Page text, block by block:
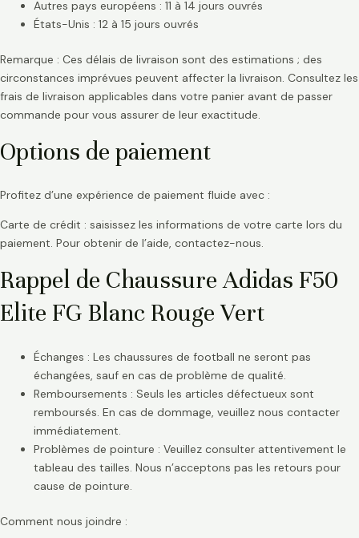
Autres pays européens : 11 à 14 jours ouvrés
États-Unis : 12 à 15 jours ouvrés
Remarque : Ces délais de livraison sont des estimations ; des
circonstances imprévues peuvent affecter la livraison. Consultez les
frais de livraison applicables dans votre panier avant de passer
commande pour vous assurer de leur exactitude.
Options de paiement
Profitez d’une expérience de paiement fluide avec :
Carte de crédit : saisissez les informations de votre carte lors du
paiement. Pour obtenir de l’aide, contactez-nous.
Rappel de Chaussure Adidas F50
Elite FG Blanc Rouge Vert
Échanges : Les chaussures de football ne seront pas
échangées, sauf en cas de problème de qualité.
Remboursements : Seuls les articles défectueux sont
remboursés. En cas de dommage, veuillez nous contacter
immédiatement.
Problèmes de pointure : Veuillez consulter attentivement le
tableau des tailles. Nous n’acceptons pas les retours pour
cause de pointure.
Comment nous joindre :